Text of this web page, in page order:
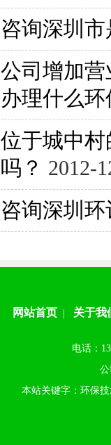
咨询深圳
公司增加
办理什么
位于城中
吗？ 2012-
咨询深圳
网站首页 关于我
电话：
本站关键字：环保